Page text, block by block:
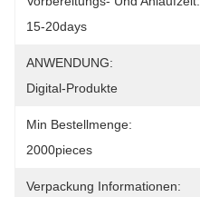
15-20days
ANWENDUNG:
Digital-Produkte
Min Bestellmenge:
2000pieces
Verpackung Informationen: